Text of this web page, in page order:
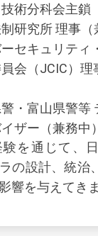
術分科会主鎖
研究所 理事（
セキュリティ
員会（JCIC）理
・富山県警等
ザー（兼務中）
を通じて、
の設計、統治
響を与えてき